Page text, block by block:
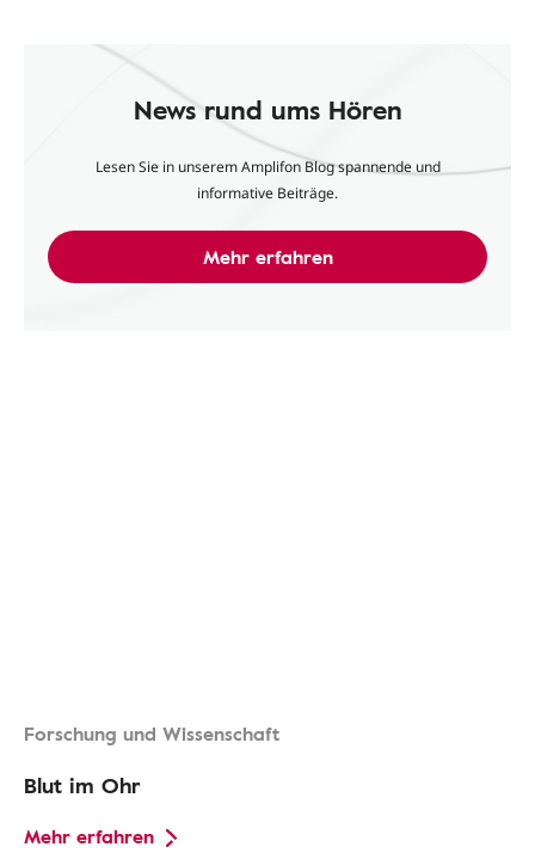
News rund ums Hören
Lesen Sie in unserem Amplifon Blog spannende und
informative Beiträge.
Mehr erfahren
Forschung und Wissenschaft
Blut im Ohr
Mehr erfahren